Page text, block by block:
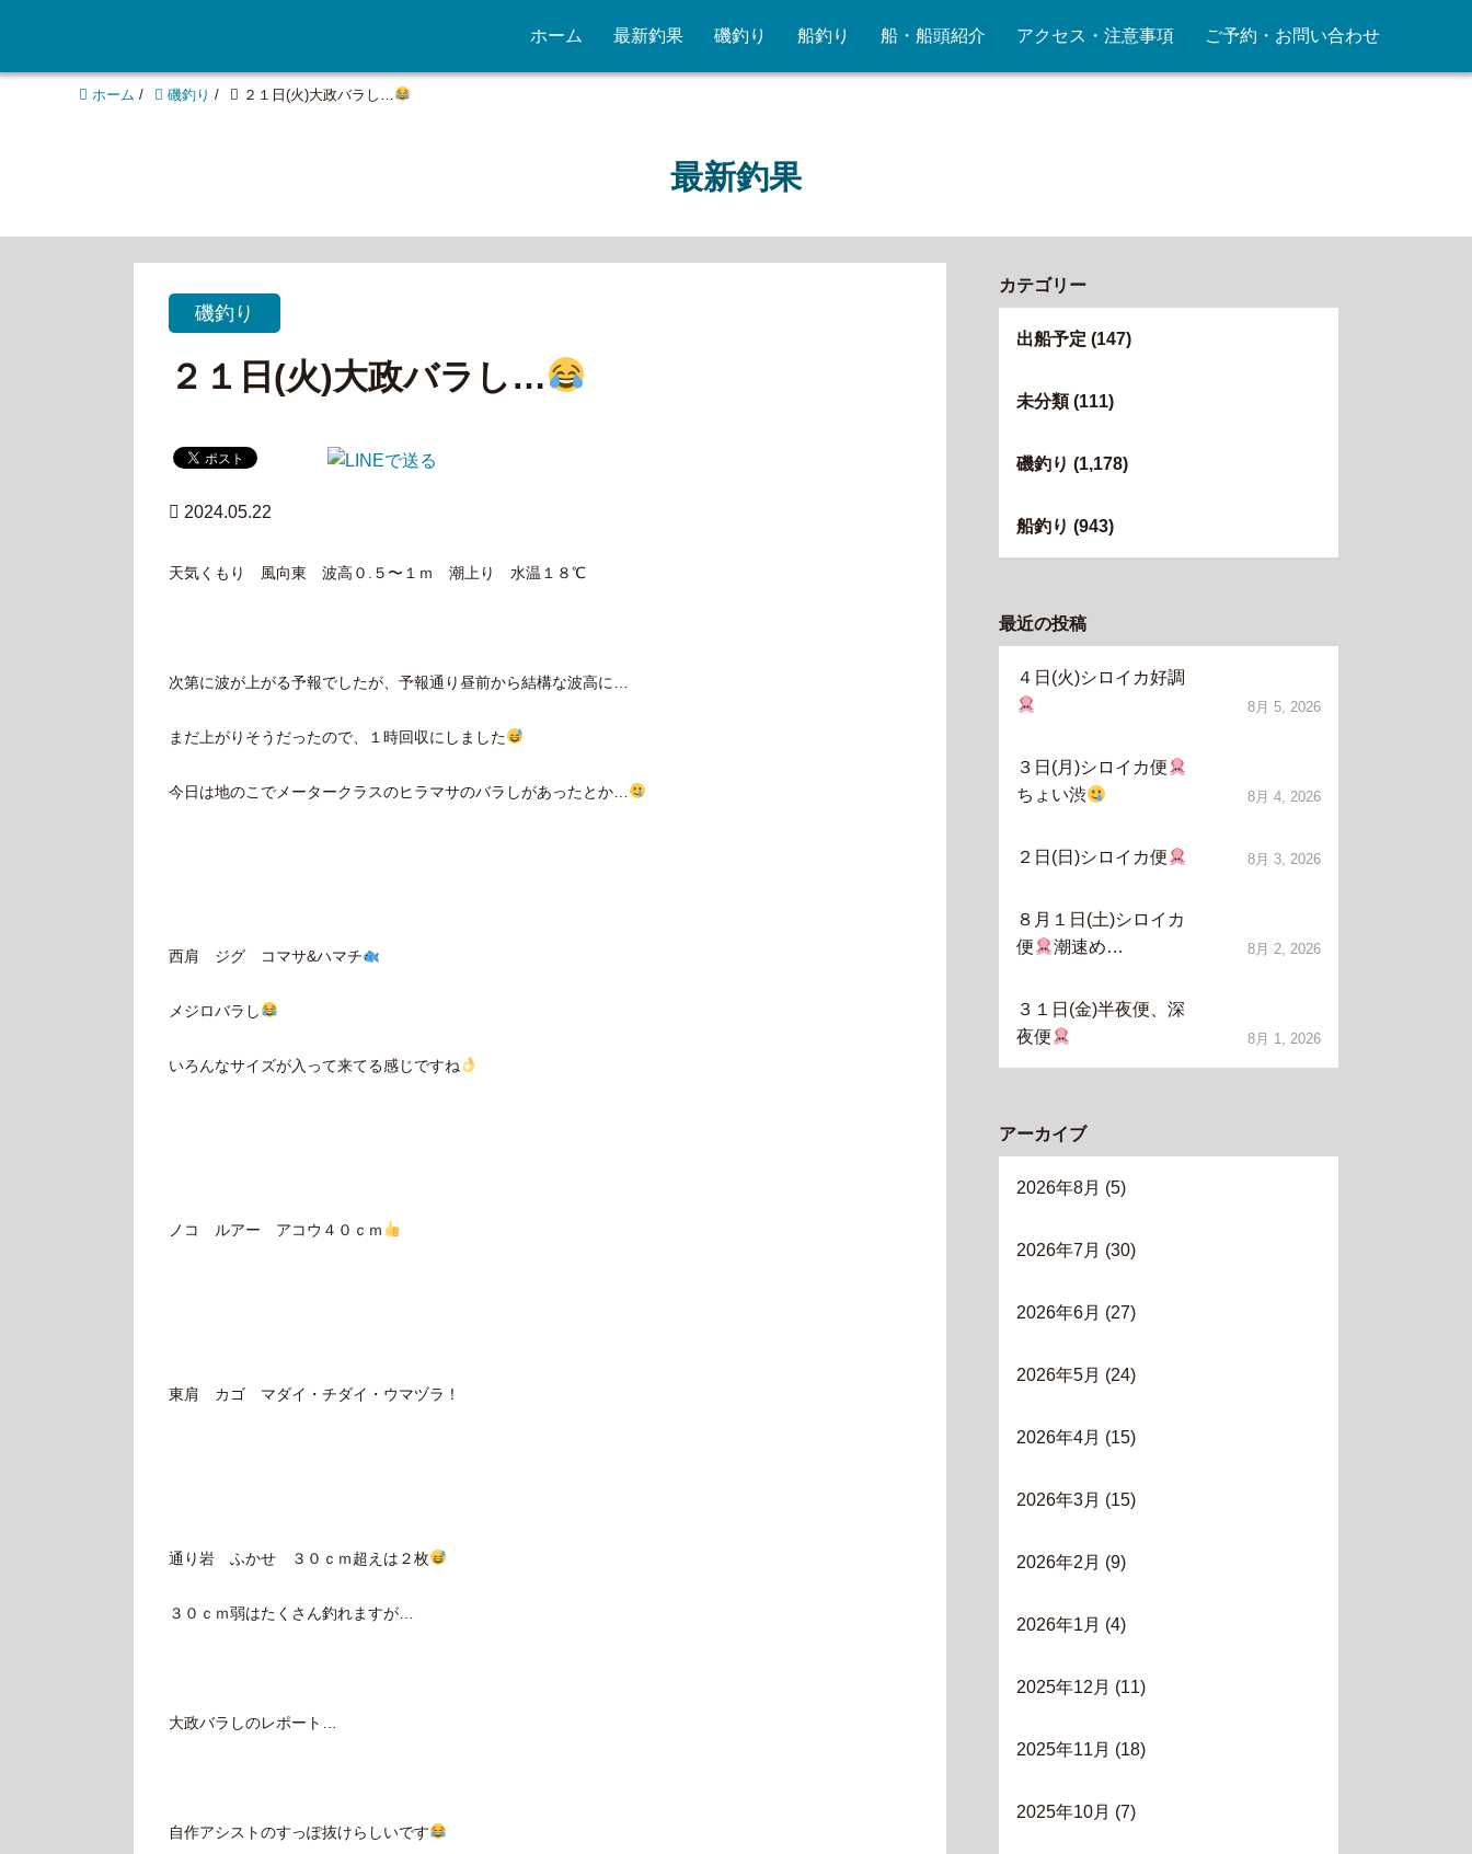
ホーム 最新釣果 磯釣り 船釣り 船・船頭紹介 アクセス・注意事項 ご予約・お問い合わせ
ホーム / 磯釣り / ２１日(火)大政バラし…
最新釣果
磯釣り
２１日(火)大政バラし…
2024.05.22
天気くもり 風向東 波高０.５〜１ｍ 潮上り 水温１８℃
次第に波が上がる予報でしたが、予報通り昼前から結構な波高に…
まだ上がりそうだったので、１時回収にしました
今日は地のこでメータークラスのヒラマサのバラしがあったとか…
西肩 ジグ コマサ&ハマチ
メジロバラし
いろんなサイズが入って来てる感じですね
ノコ ルアー アコウ４０ｃｍ
東肩 カゴ マダイ・チダイ・ウマヅラ！
通り岩 ふかせ ３０ｃｍ超えは２枚
３０ｃｍ弱はたくさん釣れますが…
大政バラしのレポート…
自作アシストのすっぽ抜けらしいです
カテゴリー
出船予定 (147)
未分類(111)
磯釣り (1,178)
船釣り (943)
最近の投稿
４日(火)シロイカ好調
8月 5, 2026
３日(月)シロイカ便
ちょい渋
8月 4, 2026
２日(日)シロイカ便 8月 3, 2026
８月１日(土)シロイカ
便
潮速め… 8月 2, 2026
３１日(金)半夜便、深
夜便
8月 1, 2026
アーカイブ
2026年8月 (5)
2026年7月 (30)
2026年6月 (27)
2026年5月 (24)
2026年4月 (15)
2026年3月 (15)
2026年2月 (9)
2026年1月 (4)
2025年12月 (11)
2025年11月 (18)
2025年10月 (7)